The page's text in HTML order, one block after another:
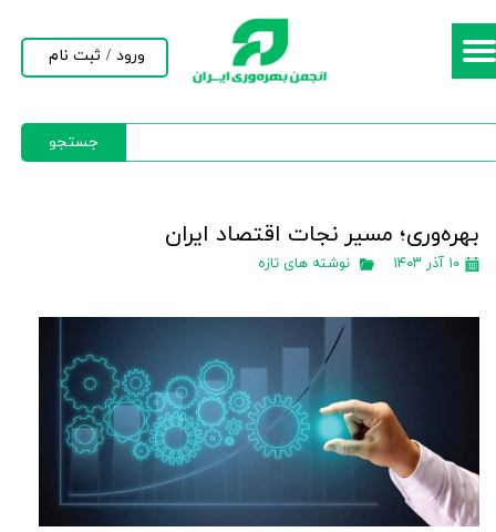
جستجو
ورود / ثبت نام
حساب کاربری من
بهره‌وری؛ مسیر نجات اقتصاد ایران
۱۰ آذر ۱۴۰۳ نوشته های تازه